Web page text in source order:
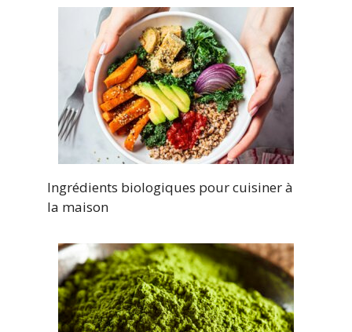
Ingrédients biologiques pour cuisiner à
la maison